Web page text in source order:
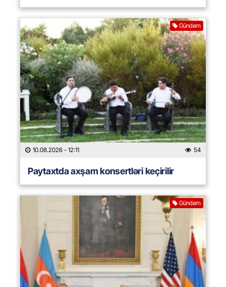
Gündəm
10.08.2026 - 12:11 54
Paytaxtda axşam konsertləri keçirilir
Gündəm